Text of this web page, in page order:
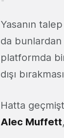
Yasanın
da
platformda
dışı
Hatta
Alec Muffett